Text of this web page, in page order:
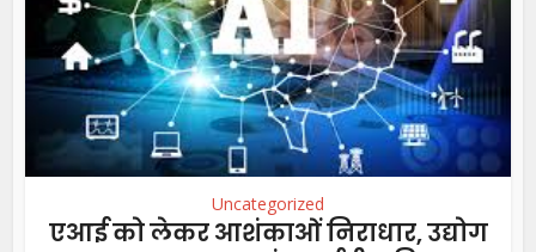
Uncategorized
एआई को लेकर आशंकाओं निराधार, उद्योग